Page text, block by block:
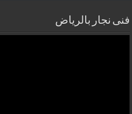
فنى نجار بالرياض